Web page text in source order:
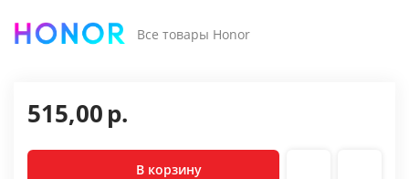
Все товары Honor
515,00р.
В корзину